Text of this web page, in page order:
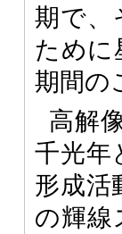
期で、
ために
期間の
高解
千光年
形成活
の輝線